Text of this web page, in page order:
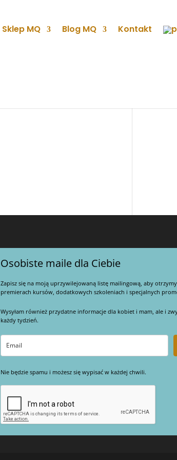
Sklep MQ Blog MQ Kontakt
Osobiste maile dla Ciebie
Zapisz się na moją uprzywilejowaną listę mailingową, aby
premierach kursów, dodatkowych szkoleniach i specjalnych
Wysyłam również przydatne informacje dla kobiet i mam, ale i
każdy tydzień.
Nie będzie spamu i możesz się wypisać w każdej chwili.